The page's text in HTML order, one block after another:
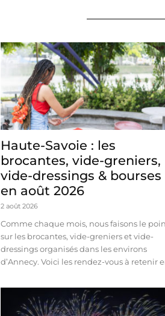
Haute-Savoie : les
brocantes, vide-greniers,
vide-dressings & bourses
en août 2026
2 août 2026
Comme chaque mois, nous faisons le
sur les brocantes, vide-greniers et vide-
dressings organisés dans les environs
d’Annecy. Voici les rendez-vous à retenir